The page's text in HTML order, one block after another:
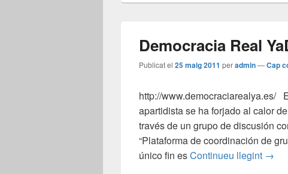
Democracia Real Ya
Publicat el 25 maig 2011 peradmin—Cap
http://www.democraciarealya.es/
apartidista se ha forjado al calor
través de un grupo de discusión
“Plataforma de coordinación de
único fin esContinueu llegint →